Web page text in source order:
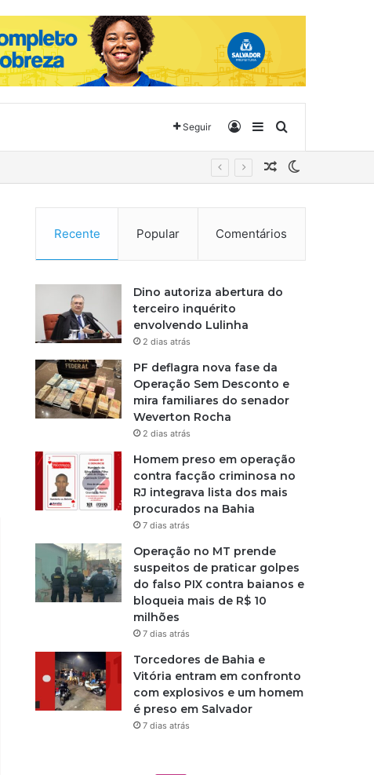
Seguir EntrarBarra Lateral
Procurar por
Artigo aleatório
Recente Popular Comentários
Dino autoriza abertura do
terceiro inquérito
envolvendo Lulinha
2 dias atrás
PF deflagra nova fase da
Operação Sem Desconto e
mira familiares do senador
Weverton Rocha
2 dias atrás
Homem preso em operação
contra facção criminosa no
RJ integrava lista dos mais
procurados na Bahia
7 dias atrás
Operação no MT prende
suspeitos de praticar golpes
do falso PIX contra baianos e
bloqueia mais de R$ 10
milhões
7 dias atrás
Torcedores de Bahia e
Vitória entram em confronto
com explosivos e um homem
é preso em Salvador
7 dias atrás